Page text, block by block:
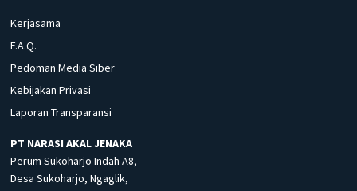
Kerjasama
F.A.Q.
Pedoman Media Siber
Kebijakan Privasi
Laporan Transparansi
PT NARASI AKAL JENAKA
Perum Sukoharjo Indah A8,
Desa Sukoharjo, Ngaglik,